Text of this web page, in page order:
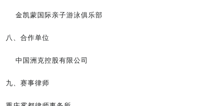
金凯蒙国际亲子游泳俱乐部
八、合作单位
中国洲克控股有限公司
九、赛事律师